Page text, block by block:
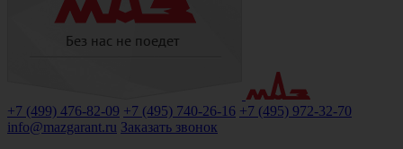
+7 (499) 476-82-09 +7 (495) 740-26-16 +7 (495) 972-32-70
info@mazgarant.ru Заказать звонок